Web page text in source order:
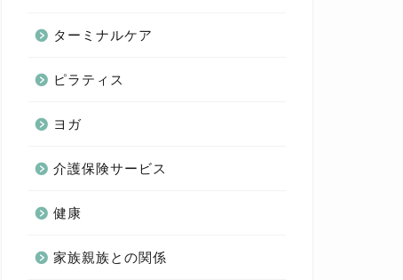
ターミナルケア
ピラティス
ヨガ
介護保険サービス
健康
家族親族との関係